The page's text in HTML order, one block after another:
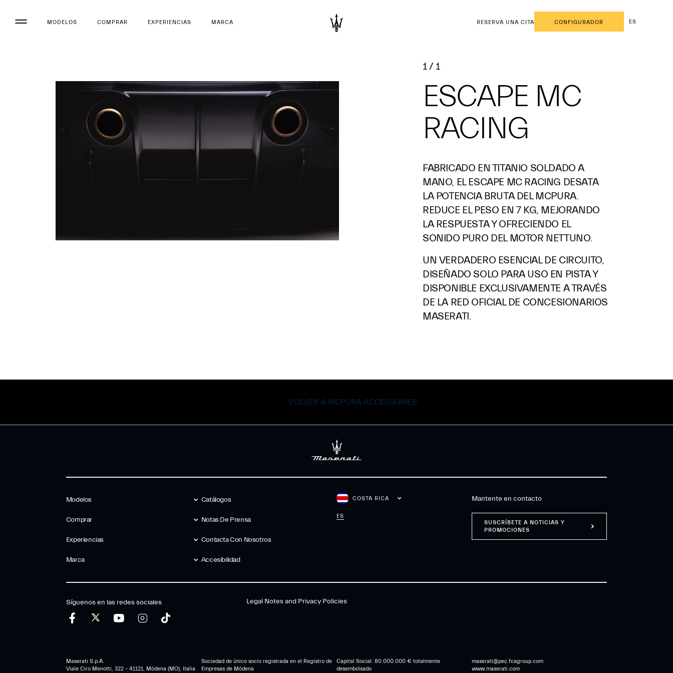
MODELOS COMPRAR EXPERIENCIAS MARCA RESERVA UNA CITA CONFIGURADOR ES
1 / 1
ESCAPE MC
RACING
FABRICADO EN TITANIO SOLDADO A
MANO, EL ESCAPE MC RACING DESATA
LA POTENCIA BRUTA DEL MCPURA.
REDUCE EL PESO EN 7 KG, MEJORANDO
LA RESPUESTA Y OFRECIENDO EL
SONIDO PURO DEL MOTOR NETTUNO.
UN VERDADERO ESENCIAL DE CIRCUITO,
DISEÑADO SOLO PARA USO EN PISTA Y
DISPONIBLE EXCLUSIVAMENTE A TRAVÉS
DE LA RED OFICIAL DE CONCESIONARIOS
MASERATI.
VOLVER A MCPURA ACCESSORIES
Modelos
Comprar
Experiencias
Marca
Catálogos
Notas De Prensa
Contacta Con Nosotros
Accesibilidad
COSTA RICA
ES
Mantente en contacto
SUSCRÍBETE A NOTICIAS Y
PROMOCIONES
Síguenos en las redes sociales Legal Notes and Privacy Policies
Maserati S.p.A.
Viale Ciro Menotti, 322 – 41121, Módena (MO), Italia
Sociedad de único socio registrada en el Registro de
Empresas de Módena
Capital Social: 80.000.000 € totalmente
desembolsado
maserati@pec.fcagroup.com
www.maserati.com